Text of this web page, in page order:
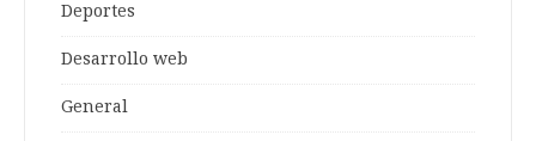
Deportes
Desarrollo web
General